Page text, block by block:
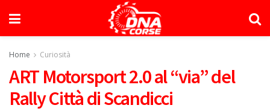
Home Curiosità
ART Motorsport 2.0 al “via” del
Rally Città di Scandicci